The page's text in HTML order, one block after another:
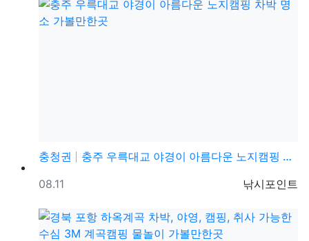
충청권
충주 우륵대교 야경이 아름다운 노지캠핑 차박 명소 가볼…
등록자
낚시포인트
등록일
08.11